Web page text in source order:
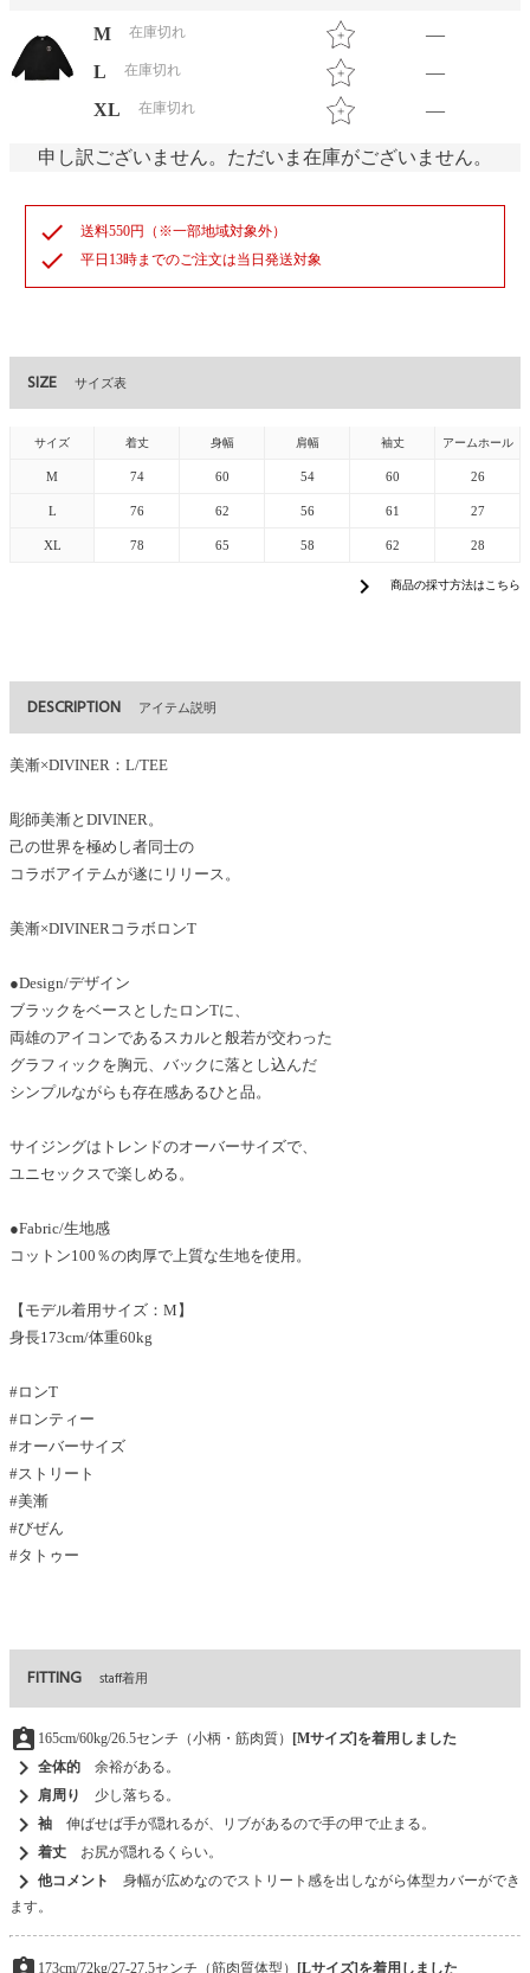
M 在庫切れ
—
L
在庫切れ
—
XL
在庫切れ —
申し訳ございません。ただいま在庫がございません。
check 送料550円（※一部地域対象外）
check 平日13時までのご注文は当日発送対象
SIZE サイズ表
サイズ 着丈 身幅 肩幅 袖丈 アームホール
M 74 60 54 60 26
L 76 62 56 61 27
XL 78 65 58 62 28
chevron_right 商品の採寸方法はこちら
DESCRIPTION アイテム説明
美漸×DIVINER：L/TEE
彫師美漸とDIVINER。
己の世界を極めし者同士の
コラボアイテムが遂にリリース。
美漸×DIVINERコラボロンT
●Design/デザイン
ブラックをベースとしたロンTに、
両雄のアイコンであるスカルと般若が交わった
グラフィックを胸元、バックに落とし込んだ
シンプルながらも存在感あるひと品。
サイジングはトレンドのオーバーサイズで、
ユニセックスで楽しめる。
●Fabric/生地感
コットン100％の肉厚で上質な生地を使用。
【モデル着用サイズ：M】
身長173cm/体重60kg
#ロンT
#ロンティー
#オーバーサイズ
#ストリート
#美漸
#びぜん
#タトゥー
FITTING staff着用
assignment_ind 165cm/60kg/26.5センチ（小柄・筋肉質） [Mサイズ]を着用しました
chevron_right 全体的 余裕がある。
chevron_right 肩周り 少し落ちる。
chevron_right 袖 伸ばせば手が隠れるが、リブがあるので手の甲で止まる。
chevron_right 着丈 お尻が隠れるくらい。
chevron_right 他コメント 身幅が広めなのでストリート感を出しながら体型カバーができ
ます。
173cm/72kg/27-27.5センチ（筋肉質体型） [Lサイズ]を着用しました